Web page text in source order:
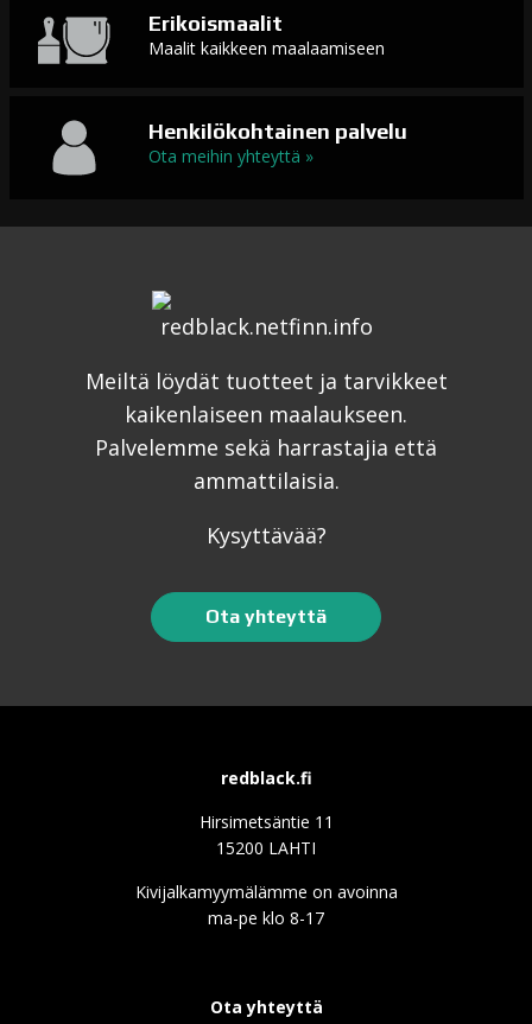
Erikoismaalit
Maalit kaikkeen maalaamiseen
Henkilökohtainen palvelu
Ota meihin yhteyttä »
Meiltä löydät tuotteet ja tarvikkeet
kaikenlaiseen maalaukseen.
Palvelemme sekä harrastajia että
ammattilaisia.
Kysyttävää?
Ota yhteyttä
redblack.fi
Hirsimetsäntie 11
15200 LAHTI
Kivijalkamyymälämme on avoinna
ma-pe klo 8-17
Ota yhteyttä